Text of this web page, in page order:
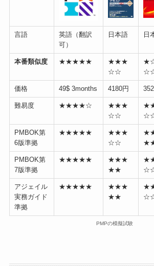
言語
英語（翻訳
可）
日本語 日
本番類似度 ★★★★★
★★★
☆☆
価格 49$ 3months 4180円
難易度 ★★★★☆
★★★
☆☆
PMBOK第
6版準拠
★★★★★
★★★
☆☆
PMBOK第
7版準拠
★★★★★
★★★
★★
アジェイル
実務ガイド
準拠
★★★★★
★★★
★★
PMPの模擬試験